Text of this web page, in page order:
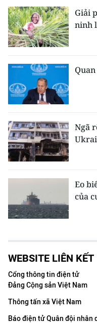
Giải
ninh
Ngã
Eo
của
WEBSITE LIÊN KẾT
Cổng thông tin điện tử
Đảng Cộng sản Việt Nam
Thông tấn xã Việt Nam
Báo điện tử Quân đội nhân